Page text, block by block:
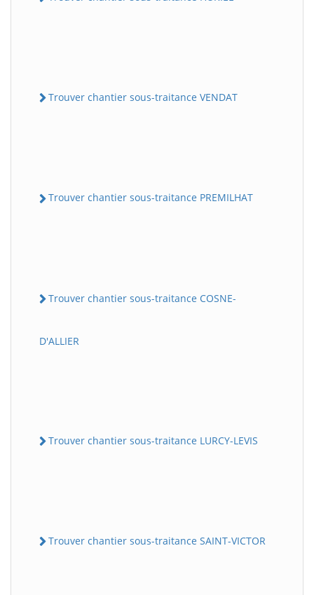
Trouver chantier sous-traitance VENDAT
Trouver chantier sous-traitance PREMILHAT
Trouver chantier sous-traitance COSNE-
D'ALLIER
Trouver chantier sous-traitance LURCY-LEVIS
Trouver chantier sous-traitance SAINT-VICTOR